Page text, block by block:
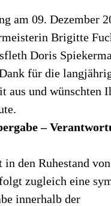
am 09. Dezember
Brigitte
Doris
für die
aus und wünschten
–
den Ruhestand
zugleich eine
innerhalb der